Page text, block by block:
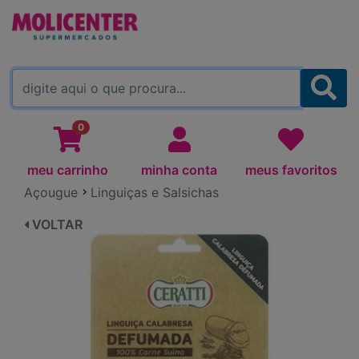
MOLICENTER ARAPONGAS
0
meu carrinho minha conta
meus favoritos
Açougue
Linguiças e Salsichas
VOLTAR